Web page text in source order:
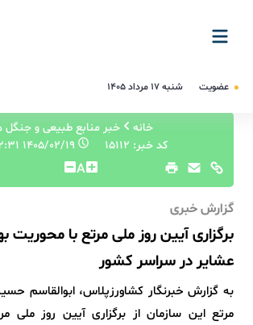
عضویت شنبه ۱۷ مرداد ۱۴۰۵
خانه
خبر منابع طبیعی و جنگل
کد خبر: 15112
A
گزارش خبری
برگزاری آیین روز ملی مرتع با محوریت
عشایر در سراسر کشور
به گزارش خبرنگار کشاورزپلاس، ابوالقاسم
مرتع این سازمان از برگزاری آیین روز ملی